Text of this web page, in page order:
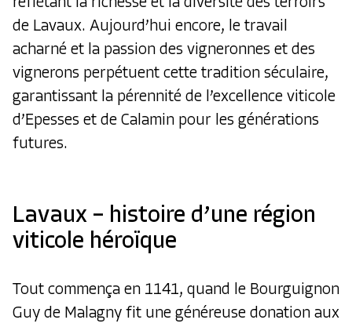
reflétant la richesse et la diversité des terroirs
de Lavaux. Aujourd’hui encore, le travail
acharné et la passion des vigneronnes et des
vignerons perpétuent cette tradition séculaire,
garantissant la pérennité de l’excellence viticole
d’Epesses et de Calamin pour les générations
futures.
Lavaux – histoire d’une région
viticole héroïque
Tout commença en 1141, quand le Bourguignon
Guy de Malagny fit une généreuse donation aux